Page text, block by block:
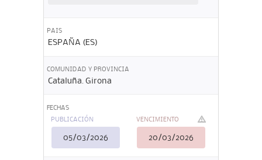
PAIS
ESPAÑA (ES)
COMUNIDAD Y PROVINCIA
Cataluña. Girona
FECHAS
PUBLICACIÓN
05/03/2026
VENCIMIENTO
20/03/2026